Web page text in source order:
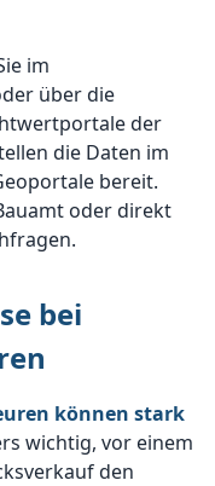
im
über die
der
die Daten im
bereit.
oder direkt
bei
können stark
wichtig, vor einem
den